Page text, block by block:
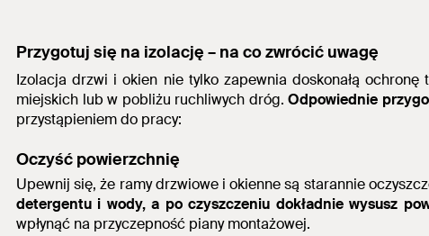
Przygotuj się na izolację – na co zwrócić uwagę
Izolacja drzwi i okien nie tylko zapewnia doskonałą
miejskich lub w pobliżu ruchliwych dróg.Odpowiednie
przystąpieniem do pracy:
Oczyść powierzchnię
Upewnij się, że ramy drzwiowe i okienne są starannie
detergentu i wody, a po czyszczeniu dokładnie wysusz
wpłynąć na przyczepność piany montażowej.